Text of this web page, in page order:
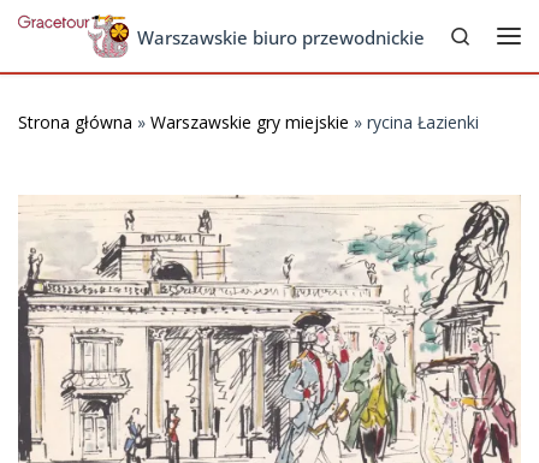
Skip to contentWarszawskie biuro przewodnickie
Search
Strona główna » Warszawskie gry miejskie » rycina Łazienki